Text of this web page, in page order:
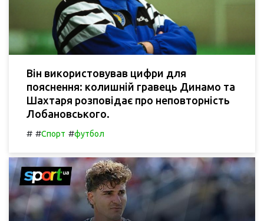
Він використовував цифри для
пояснення: колишній гравець Динамо та
Шахтаря розповідає про неповторність
Лобановського.
# #Спорт #футбол